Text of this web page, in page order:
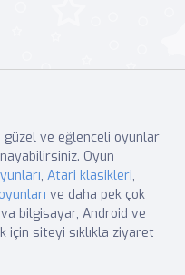
ve eğlenceli oyunlar
Oyun
, Atari klasikleri,
ve daha pek çok
bilgisayar, Android ve
için siteyi sıklıkla ziyaret